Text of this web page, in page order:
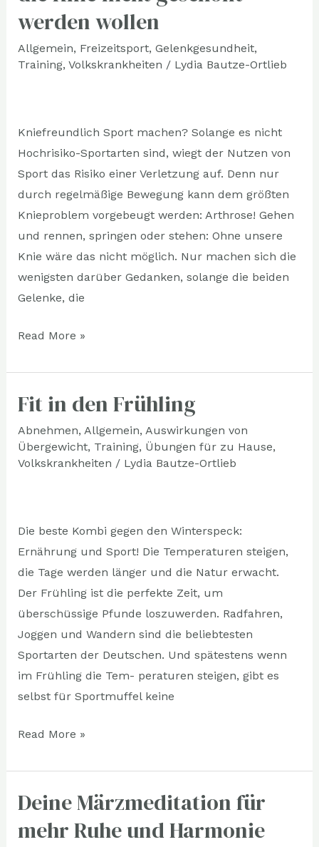
werden wollen
Allgemein, Freizeitsport, Gelenkgesundheit,
Training, Volkskrankheiten / Lydia Bautze-Ortlieb
Kniefreundlich Sport machen? Solange es nicht
Hochrisiko-Sportarten sind, wiegt der Nutzen von
Sport das Risiko einer Verletzung auf. Denn nur
durch regelmäßige Bewegung kann dem größten
Knieproblem vorgebeugt werden: Arthrose! Gehen
und rennen, springen oder stehen: Ohne unsere
Knie wäre das nicht möglich. Nur machen sich die
wenigsten darüber Gedanken, solange die beiden
Gelenke, die
Bewegung
–
Warum
die
geschont
werden
wollen
Read More »
Fit in den Frühling
Abnehmen, Allgemein, Auswirkungen von
Übergewicht, Training, Übungen für zu Hause,
Volkskrankheiten / Lydia Bautze-Ortlieb
Die beste Kombi gegen den Winterspeck:
Ernährung und Sport! Die Temperaturen steigen,
die Tage werden länger und die Natur erwacht.
Der Frühling ist die perfekte Zeit, um
überschüssige Pfunde loszuwerden. Radfahren,
Joggen und Wandern sind die beliebtesten
Sportarten der Deutschen. Und spätestens wenn
im Frühling die Tem- peraturen steigen, gibt es
selbst für Sportmuffel keine
Fit
den
Frühling
Read More »
Deine Märzmeditation für
mehr Ruhe und Harmonie
Deine
für